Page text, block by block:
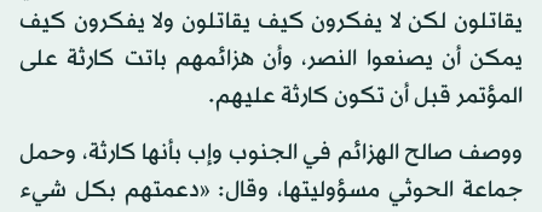
يقاتلون لكن لا يفكرون كيف يقاتلون ولا يفكرون كيف
يمكن أن يصنعوا النصر، وأن هزائمهم باتت كارثة على
المؤتمر قبل أن تكون كارثة عليهم.
ووصف صالح الهزائم في الجنوب وإب بأنها كارثة، وحمل
جماعة الحوثي مسؤوليتها، وقال: «دعمتهم بكل شيء